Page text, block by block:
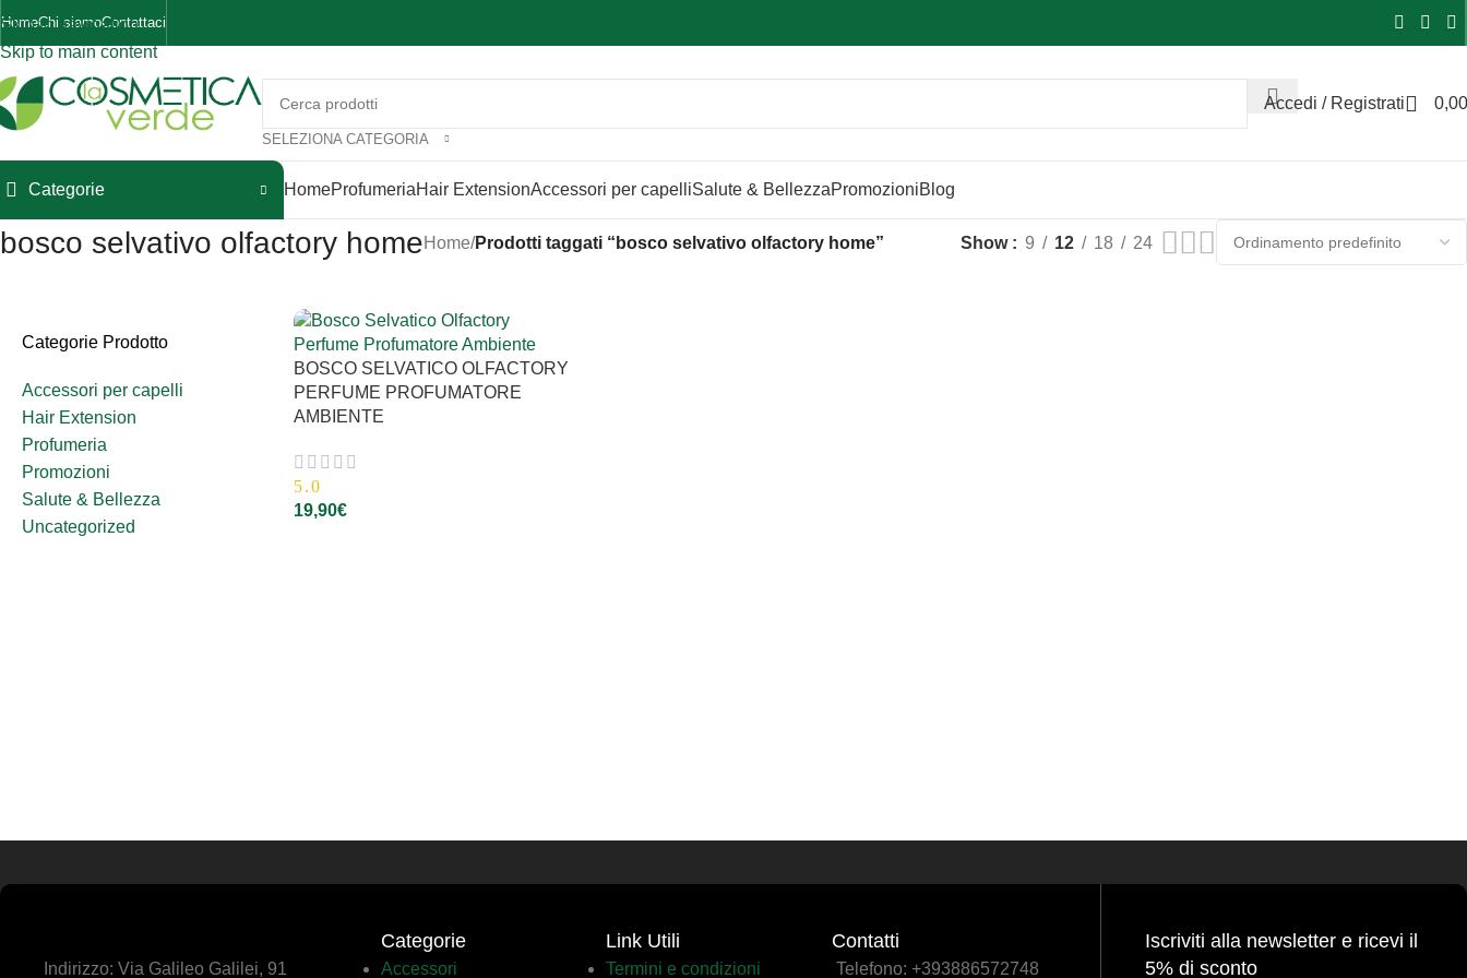
Skip to navigation
Skip to main content
HomeChi siamoContattaci
SELEZIONA CATEGORIA
Accedi / Registrati 0,00
Categorie HomeProfumeriaHair ExtensionAccessori per capelliSalute & BellezzaPromozioniBlog
bosco selvativo olfactory homeHome/Prodotti taggati “bosco selvativo olfactory home” Show 9 12 18 24
Categorie Prodotto
Accessori per capelli
Hair Extension
Profumeria
Promozioni
Salute & Bellezza
Uncategorized
BOSCO SELVATICO OLFACTORY
PERFUME PROFUMATORE
AMBIENTE
5.0
19,90€
Indirizzo: Via Galileo Galilei, 91
Categorie
Accessori
Link Utili
Termini e condizioni
Contatti
Telefono: +393886572748
Iscriviti alla newsletter e ricevi il
5% di sconto